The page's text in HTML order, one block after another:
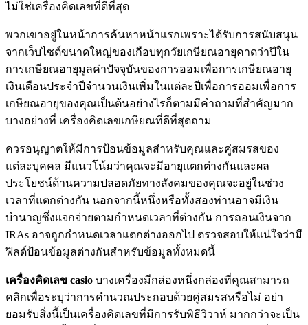
ไม่ใช่เครื่องคิดเลขที่ดีที่สุด
พวกเขาอยู่ในหน้าการค้นหาหน้าแรกเพราะได้รับการสนับสนุน
จากเว็บไซต์ขนาดใหญ่ของเกือบทุกวัยเกษียณอายุคาดว่าปีใน
การเกษียณอายุมูลค่าปัจจุบันของการออมเพื่อการเกษียณอายุ
เงินเดือนประจำปีจำนวนเงินเพิ่มในแต่ละปีเพื่อการออมเพื่อการ
เกษียณอายุของคุณเป็นต้นอย่างไรก็ตามมีคำถามที่สำคัญมาก
บางอย่างที่ เครื่องคิดเลขเกษียณที่ดีที่สุดถาม
ควรอนุญาตให้มีการป้อนข้อมูลสำหรับคุณและคู่สมรสของ
แต่ละบุคคล มีแนวโน้มว่าคุณจะมีอายุแตกต่างกันและผล
ประโยชน์ด้านความปลอดภัยทางสังคมของคุณจะอยู่ในช่วง
เวลาที่แตกต่างกัน นอกจากนี้หนึ่งหรือทั้งสองท่านอาจมีเงิน
บำนาญซึ่งแจกจ่ายตามกำหนดเวลาที่ต่างกัน การถอนเงินจาก
IRAs อาจถูกกำหนดเวลาแตกต่างออกไป ตรวจสอบให้แน่ใจว่ามี
ฟิลด์ป้อนข้อมูลต่างกันสำหรับข้อมูลทั้งหมดนี้
เครื่องคิดเลข casio บางเครื่องมีกล่องหนึ่งกล่องที่คุณสามารถ
คลิกเพื่อระบุว่าการคำนวณประกอบด้วยคู่สมรสหรือไม่ อย่า
ยอมรับสิ่งนี้เป็นเครื่องคิดเลขที่มีการรับพิธีวิวาห์ มากกว่าจะเป็น